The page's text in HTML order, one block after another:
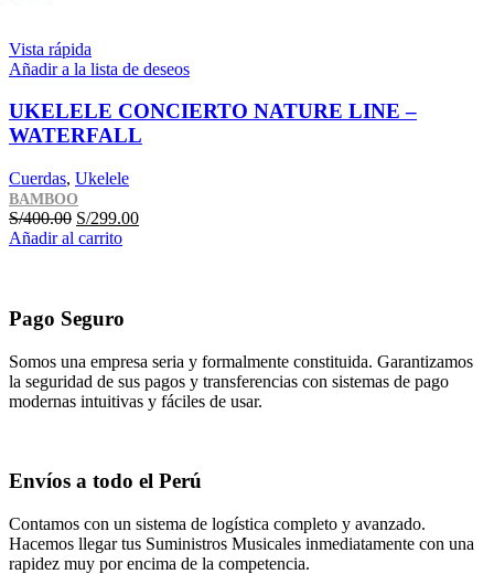
Vista rápida
Añadir a la lista de deseos
UKELELE CONCIERTO NATURE LINE –
WATERFALL
Cuerdas, Ukelele
BAMBOO
S/400.00 El
precio
S/299.00El
Añadir al carrito
Pago Seguro
Somos una empresa seria y formalmente constituida. Garantizamos
la seguridad de sus pagos y transferencias con sistemas de pago
modernas intuitivas y fáciles de usar.
Envíos a todo el Perú
Contamos con un sistema de logística completo y avanzado.
Hacemos llegar tus Suministros Musicales inmediatamente con una
rapidez muy por encima de la competencia.